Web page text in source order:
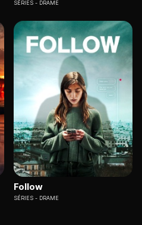
SÉRIES DRAME
Follow
SÉRIES DRAME